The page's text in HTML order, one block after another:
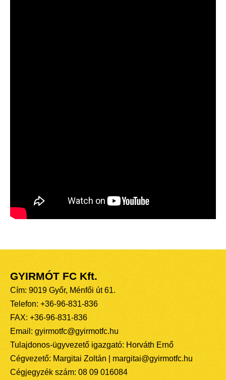
GYIRMÓT FC Kft.
Cím: 9019 Győr, Ménfői út 61.
Telefon: +36-96-831-836
FAX: +36-96-831-836
Email: gyirmotfc@gyirmotfc.hu
Tulajdonos-ügyvezető igazgató: Horváth Ernő
Cégvezető: Margitai Zoltán | margitai@gyirmotfc.hu
Cégjegyzék szám: 08 09 016084